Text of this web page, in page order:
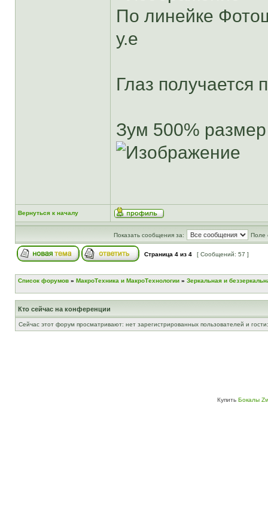
По линейке
у.е
Глаз получается
Зум 500%
Вернуться к началу
Показать сообщения за: Поле
Страница 4 из 4 [ Сообщений: 57 ]
Список форумов » МакроТехника и МакроТехнологии » Зеркальная и
Кто сейчас на конференции
Сейчас этот форум просматривают: нет зарегистрированных пользователей и
Купить Бокалы